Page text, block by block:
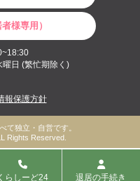
らしーど24 退居の手続き
様専用）
日 (繁忙期除く)
報保護方針
て独立・自営です。
Rights Reserved.